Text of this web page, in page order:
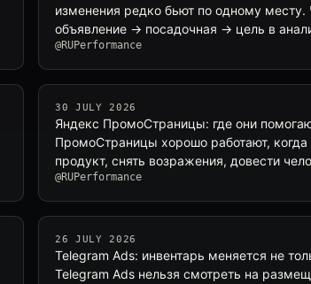
изменения редко бьют по одному
объявление → посадочная → цель в
@RUPerformance
30 JULY 2026
Яндекс ПромоСтраницы: где они
ПромоСтраницы хорошо работают,
продукт, снять возражения, довести
@RUPerformance
26 JULY 2026
Telegram Ads: инвентарь меняется не
Telegram Ads нельзя смотреть на